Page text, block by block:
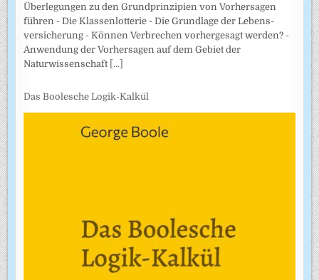
Überlegungen zu den Grundprinzipien von Vorhersagen
führen - Die Klassenlotterie - Die Grundlage der Lebens­
versicherung - Können Verbrechen vorhergesagt werden? -
Anwendung der Vorhersagen auf dem Gebiet der
Naturwissenschaft [...]
Das Boolesche Logik-Kalkül